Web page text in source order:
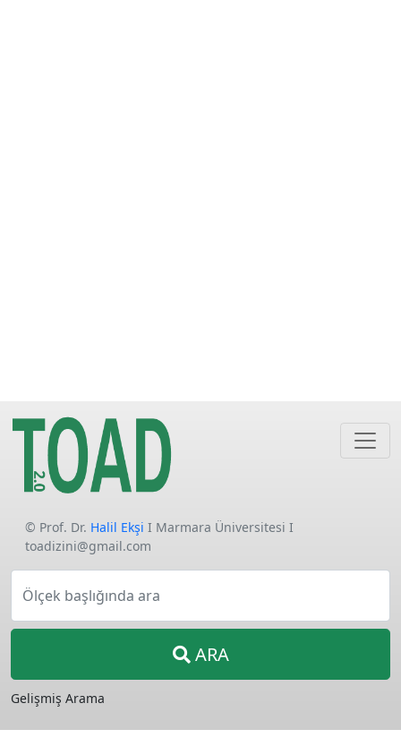
© Prof. Dr. Halil Ekşi I Marmara Üniversitesi I
toadizini@gmail.com
Ölçek başlığında ara
ARA
Gelişmiş Arama